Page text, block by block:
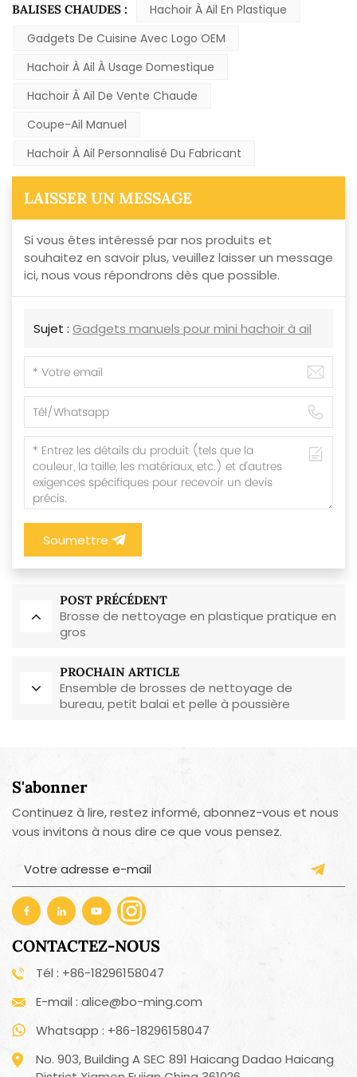
BALISES CHAUDES :
Hachoir À Ail En Plastique
Gadgets De Cuisine Avec Logo OEM
Hachoir À Ail À Usage Domestique
Hachoir À Ail De Vente Chaude
Coupe-Ail Manuel
Hachoir À Ail Personnalisé Du Fabricant
LAISSER UN MESSAGE
Si vous êtes intéressé par nos produits et
souhaitez en savoir plus, veuillez laisser un message
ici, nous vous répondrons dès que possible.
Sujet : Gadgets manuels pour mini hachoir à ail
Soumettre
POST PRÉCÉDENT
Brosse de nettoyage en plastique pratique en
gros
PROCHAIN ARTICLE
Ensemble de brosses de nettoyage de
bureau, petit balai et pelle à poussière
S'abonner
Continuez à lire, restez informé, abonnez-vous et nous
vous invitons à nous dire ce que vous pensez.
CONTACTEZ-NOUS
Tél : +86-18296158047
E-mail : alice@bo-ming.com
Whatsapp : +86-18296158047
No. 903, Building A SEC 891 Haicang Dadao Haicang